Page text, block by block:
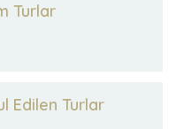
Turlar
Edilen Turlar